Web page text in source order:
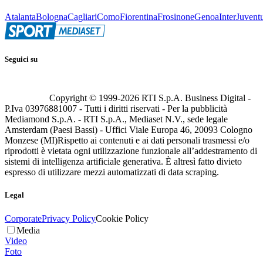
AtalantaBolognaCagliariComoFiorentinaFrosinoneGenoaInter
Seguici su
Copyright © 1999-2026 RTI S.p.A. Business Digital -
P.Iva 03976881007 - Tutti i diritti riservati - Per la pubblicità
Mediamond S.p.A. - RTI S.p.A., Mediaset N.V., sede legale
Amsterdam (Paesi Bassi) - Uffici Viale Europa 46, 20093 Cologno
Monzese (MI)Rispetto ai contenuti e ai dati personali trasmessi e/o
riprodotti è vietata ogni utilizzazione funzionale all’addestramento di
sistemi di intelligenza artificiale generativa. È altresì fatto divieto
espresso di utilizzare mezzi automatizzati di data scraping.
Legal
CorporatePrivacy PolicyCookie Policy
Media
Video
Foto